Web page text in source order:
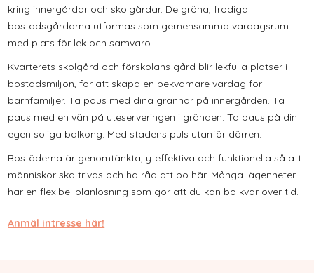
kring innergårdar och skolgårdar. De gröna, frodiga
bostadsgårdarna utformas som gemensamma vardagsrum
med plats för lek och samvaro.
Kvarterets skolgård och förskolans gård blir lekfulla platser i
bostadsmiljön, för att skapa en bekvämare vardag för
barnfamiljer. Ta paus med dina grannar på innergården. Ta
paus med en vän på uteserveringen i gränden. Ta paus på din
egen soliga balkong. Med stadens puls utanför dörren.
Bostäderna är genomtänkta, yteffektiva och funktionella så att
människor ska trivas och ha råd att bo här. Många lägenheter
har en flexibel planlösning som gör att du kan bo kvar över tid.
Anmäl intresse här!